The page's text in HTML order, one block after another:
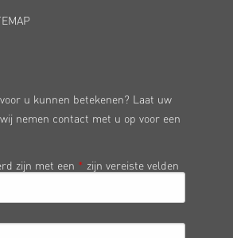
u kunnen betekenen? Laat uw
nemen contact met u op voor een
zijn met een * zijn vereiste velden